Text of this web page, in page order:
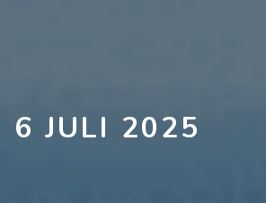
6 JULI 2025